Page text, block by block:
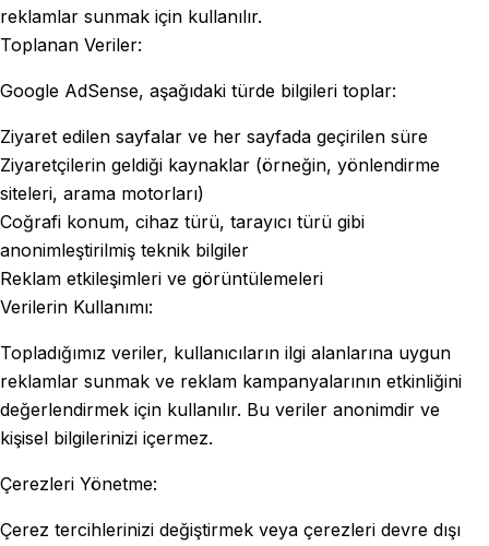
reklamlar sunmak için kullanılır.
Toplanan Veriler:
Google AdSense, aşağıdaki türde bilgileri toplar:
Ziyaret edilen sayfalar ve her sayfada geçirilen süre
Ziyaretçilerin geldiği kaynaklar (örneğin, yönlendirme
siteleri, arama motorları)
Coğrafi konum, cihaz türü, tarayıcı türü gibi
anonimleştirilmiş teknik bilgiler
Reklam etkileşimleri ve görüntülemeleri
Verilerin Kullanımı:
Topladığımız veriler, kullanıcıların ilgi alanlarına uygun
reklamlar sunmak ve reklam kampanyalarının etkinliğini
değerlendirmek için kullanılır. Bu veriler anonimdir ve
kişisel bilgilerinizi içermez.
Çerezleri Yönetme:
Çerez tercihlerinizi değiştirmek veya çerezleri devre dışı